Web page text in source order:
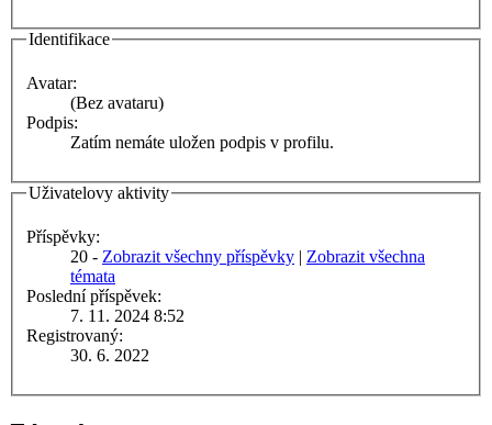
Identifikace
Avatar:
(Bez avataru)
Podpis:
Zatím nemáte uložen podpis v profilu.
Uživatelovy aktivity
Příspěvky:
20 - Zobrazit všechny příspěvky | Zobrazit všechna
témata
Poslední příspěvek:
7. 11. 2024 8:52
Registrovaný:
30. 6. 2022